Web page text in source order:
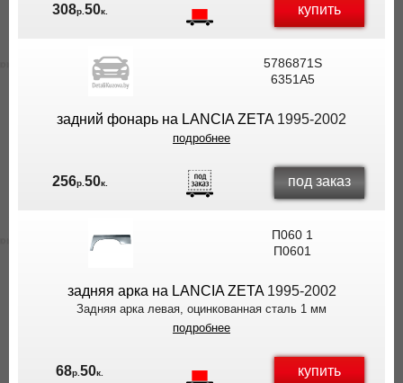
308р. 50к. купить
5786871S
6351A5
задний фонарь на LANCIA ZETA1995-2002
подробнее
256р. 50к. под заказ
П060 1
П0601
задняя арка на LANCIA ZETA1995-2002
Задняя арка левая, оцинкованная сталь 1 мм
подробнее
68р.50к. купить